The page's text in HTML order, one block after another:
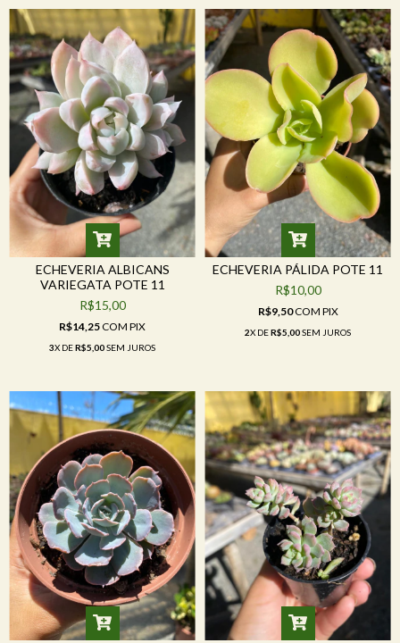
ECHEVERIA ALBICANS
VARIEGATA POTE 11
R$15,00
R$14,25COM PIX
3X DER$5,00SEM JUROS
ECHEVERIA PÁLIDA POTE 11
R$10,00
R$9,50COM PIX
2X DER$5,00SEM JUROS